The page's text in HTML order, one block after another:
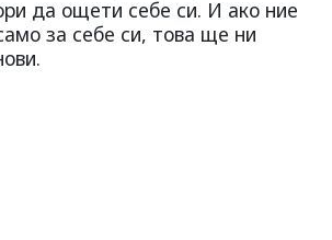
да ощети себе си. И ако ние
за себе си, това ще ни